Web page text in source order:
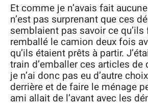
Et comme je n’avais fait
n’est pas surprenant que ces
semblaient pas savoir ce
remballé le camion deux fois
qu’ils étaient prêts à partir.
train d’emballer ces articles de
je n’ai donc pas eu d’autre
derrière et de faire le ménage
ami allait de l’avant avec les